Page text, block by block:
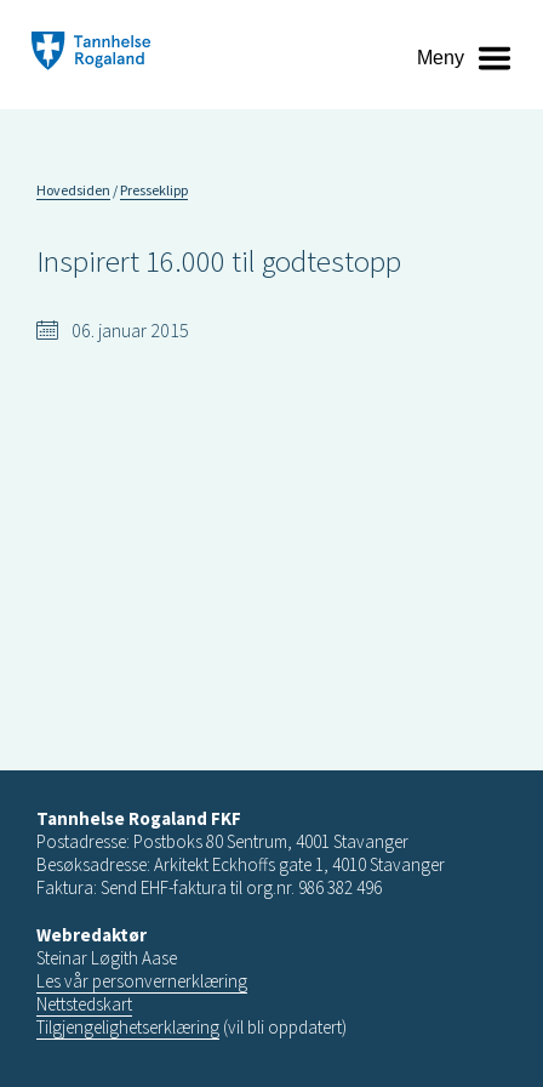
Meny
Hovedsiden Presseklipp
Inspirert 16.000 til godtestopp
06. januar 2015
Tannhelse Rogaland FKF
Postadresse: Postboks 80 Sentrum, 4001 Stavanger
Besøksadresse: Arkitekt Eckhoffs gate 1, 4010 Stavanger
Faktura: Send EHF-faktura til org.nr. 986 382 496
Webredaktør
Steinar Løgith Aase
Les vår personvernerklæring
Nettstedskart
Tilgjengelighetserklæring (vil bli oppdatert)